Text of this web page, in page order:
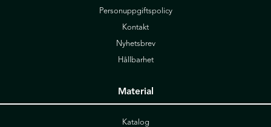
Personuppgiftspolicy
Kontakt
Nyhetsbrev
Hållbarhet
Material
Katalog